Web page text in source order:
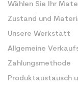
Wählen Sie Ihr
Zustand und
Unsere Werkstatt
Allgemeine
Zahlungsmethode
Produktaustausch